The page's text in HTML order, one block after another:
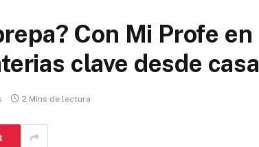
Con Mi Profe en
clave desde casa
2 Mins de lectura